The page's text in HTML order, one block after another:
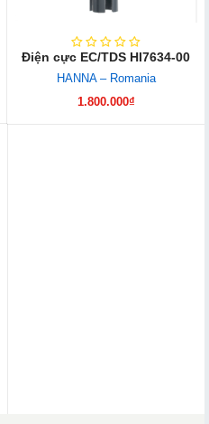
Điện cực EC/TDS HI7634-00
HANNA – Romania
1.800.000₫